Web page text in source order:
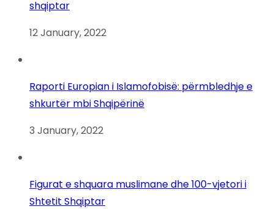
shqiptar
12 January, 2022
Raporti Europian i Islamofobisë: përmbledhje e
shkurtër mbi Shqipërinë
3 January, 2022
Figurat e shquara muslimane dhe 100-vjetori i
Shtetit Shqiptar